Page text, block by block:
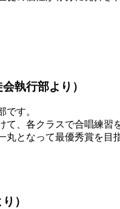
執行部より）
す。
、各クラスで合唱練習
となって最優秀賞を目
）